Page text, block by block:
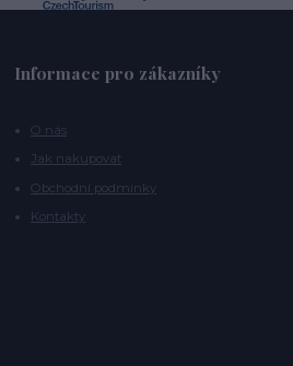
Informace pro zákazníky
O nás
Jak nakupovat
Obchodní podmínky
Kontakty